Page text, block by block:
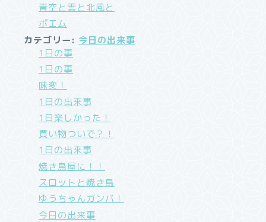
青空と雲と北風と
ポエム
カテゴリー: 今日の出来事
1日の事
1日の事
味変！
1日の出来事
1日楽しかった！
買い物ついで？！
1日の出来事
焼き鳥屋に！！
スロットと焼き鳥
ゆうちゃんガンバ！
今日の出来事